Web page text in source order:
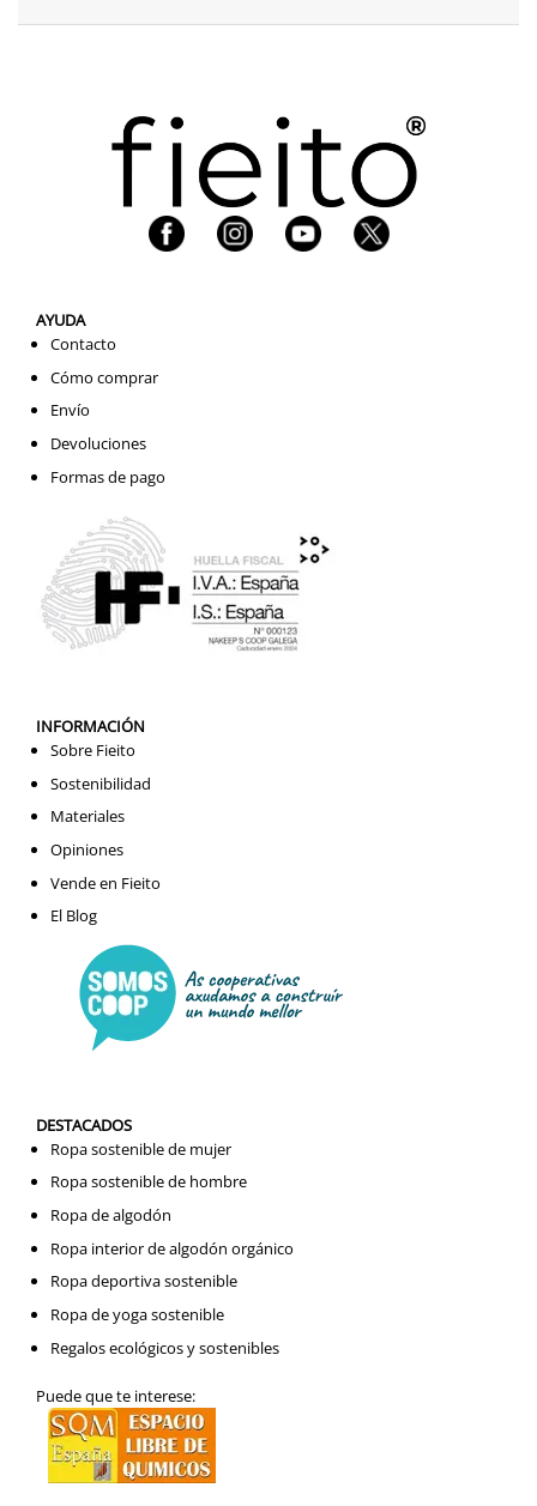
AYUDA
Contacto
Cómo comprar
Envío
Devoluciones
Formas de pago
INFORMACIÓN
Sobre Fieito
Sostenibilidad
Materiales
Opiniones
Vende en Fieito
El Blog
DESTACADOS
Ropa sostenible de mujer
Ropa sostenible de hombre
Ropa de algodón
Ropa interior de algodón orgánico
Ropa deportiva sostenible
Ropa de yoga sostenible
Regalos ecológicos y sostenibles
Puede que te interese: